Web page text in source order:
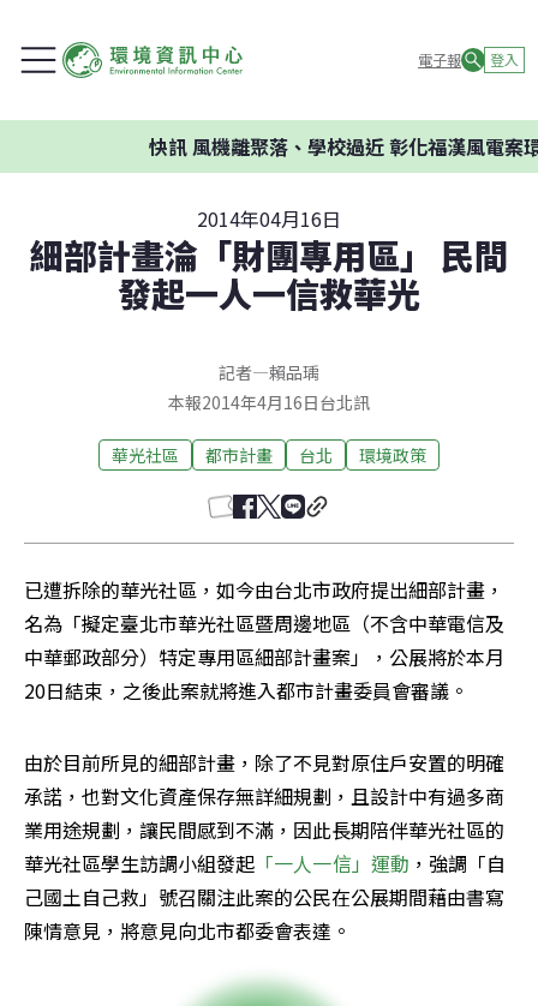
電子報 登入
風機離聚落、學校過近 彰化福漢風電案環委
2014年04月16日
細部計畫淪「財團專用區」 民間
發起一人一信救華光
記者—賴品瑀
本報2014年4月16日台北訊
華光社區 都市計畫 台北 環境政策
已遭拆除的華光社區，如今由台北市政府提出細部計畫，
名為「擬定臺北市華光社區暨周邊地區（不含中華電信及
中華郵政部分）特定專用區細部計畫案」，公展將於本月
20日結束，之後此案就將進入都市計畫委員會審議。
由於目前所見的細部計畫，除了不見對原住戶安置的明確
承諾，也對文化資產保存無詳細規劃，且設計中有過多商
業用途規劃，讓民間感到不滿，因此長期陪伴華光社區的
華光社區學生訪調小組發起 「一人一信」運動 ，強調「自
己國土自己救」號召關注此案的公民在公展期間藉由書寫
陳情意見，將意見向北市都委會表達。